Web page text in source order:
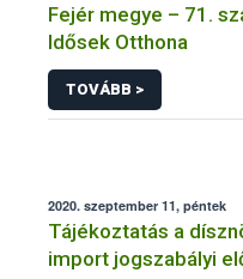
Fejér megye – 71.
Idősek Otthona
TOVÁBB >
2020. szeptember 11, péntek
Tájékoztatás a
import jogszabályi